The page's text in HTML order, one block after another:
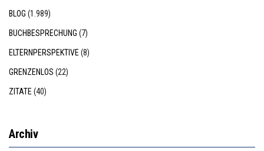
BLOG (1.989)
BUCHBESPRECHUNG (7)
ELTERNPERSPEKTIVE(8)
GRENZENLOS (22)
ZITATE(40)
Archiv